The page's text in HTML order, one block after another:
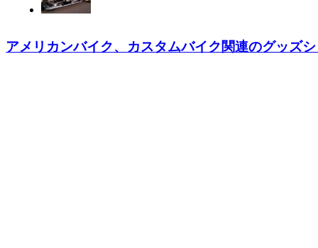
アメリカンバイク、カスタムバイク関連のグッズ